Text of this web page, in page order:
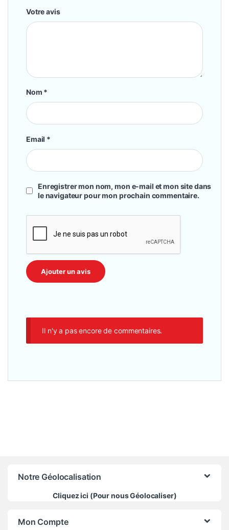
Votre avis
Nom *
Email *
Enregistrer mon nom, mon e-mail et mon site dans
le navigateur pour mon prochain commentaire.
Il n'y a pas encore de commentaires.
Notre Géolocalisation
Cliquez ici (Pour nous Géolocaliser)
Mon Compte